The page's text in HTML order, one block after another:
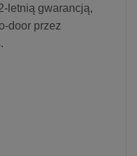
letnią gwarancją,
door przez